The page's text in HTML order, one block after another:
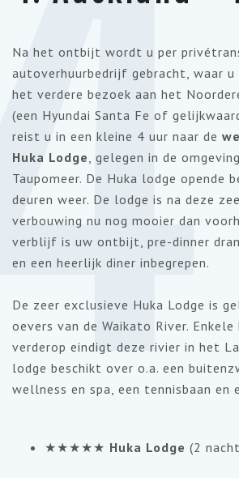
Na het ontbijt wordt u per
autoverhuurbedrijf gebracht, waar
het verdere bezoek aan het
(een Hyundai Santa Fe of
reist u in een kleine 4 uur naar de
Huka Lodge , gelegen in de
Taupomeer. De Huka lodge opende
deuren weer. De lodge is na deze
verbouwing nu nog mooier dan
verblijf is uw ontbijt, pre-dinner
en een heerlijk diner inbegrepen.
De zeer exclusieve Huka Lodge is
oevers van de Waikato River.
verderop eindigt deze rivier in het
lodge beschikt over o.a. een
wellness en spa, een tennisbaan en
★★★★★ Huka Lodge (2